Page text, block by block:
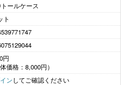
ールケース
ト
円
体価格：8,000円）
ンしてご確認ください